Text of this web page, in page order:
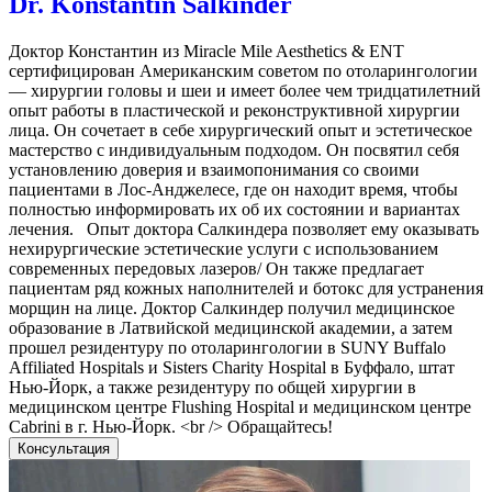
Доктор Константин из Miracle Mile Aesthetics & ENT
сертифицирован Американским советом по отоларингологии
— хирургии головы и шеи и имеет более чем тридцатилетний
опыт работы в пластической и реконструктивной хирургии
лица. Он сочетает в себе хирургический опыт и эстетическое
мастерство с индивидуальным подходом. Он посвятил себя
установлению доверия и взаимопонимания со своими
пациентами в Лос-Анджелесе, где он находит время, чтобы
полностью информировать их об их состоянии и вариантах
лечения. Опыт доктора Салкиндера позволяет ему оказывать
нехирургические эстетические услуги с использованием
современных передовых лазеров/ Он также предлагает
пациентам ряд кожных наполнителей и ботокс для устранения
морщин на лице. Доктор Салкиндер получил медицинское
образование в Латвийской медицинской академии, а затем
прошел резидентуру по отоларингологии в SUNY Buffalo
Affiliated Hospitals и Sisters Charity Hospital в Буффало, штат
Нью-Йорк, а также резидентуру по общей хирургии в
медицинском центре Flushing Hospital и медицинском центре
Cabrini в г. Нью-Йорк. <br /> Обращайтесь!
Консультация